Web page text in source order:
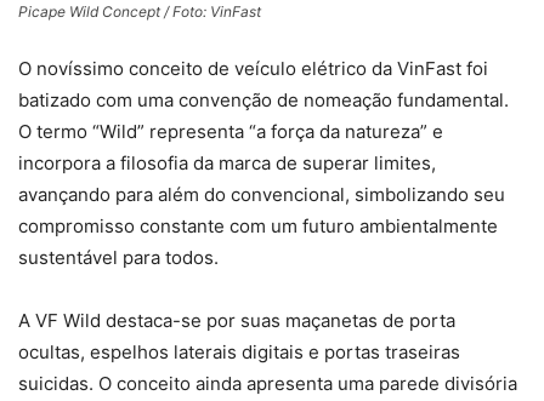
Picape Wild Concept / Foto: VinFast
O novíssimo conceito de veículo elétrico da VinFast foi
batizado com uma convenção de nomeação fundamental.
O termo “Wild” representa “a força da natureza” e
incorpora a filosofia da marca de superar limites,
avançando para além do convencional, simbolizando seu
compromisso constante com um futuro ambientalmente
sustentável para todos.
A VF Wild destaca-se por suas maçanetas de porta
ocultas, espelhos laterais digitais e portas traseiras
suicidas. O conceito ainda apresenta uma parede divisória